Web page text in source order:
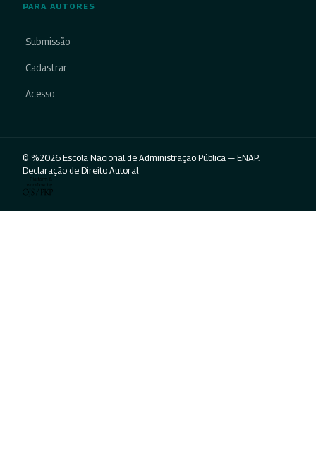
PARA AUTORES
Submissão
Cadastrar
Acesso
© %2026 Escola Nacional de Administração Pública — ENAP.
Declaração de Direito Autoral